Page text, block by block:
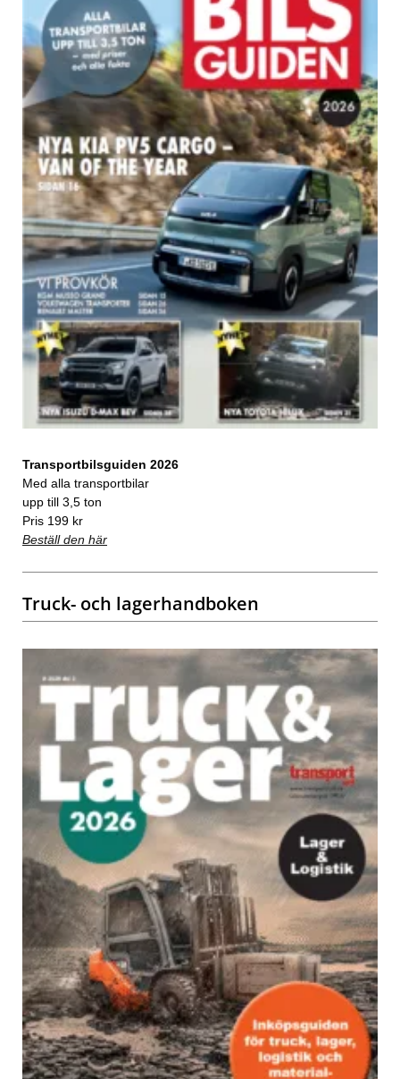
Transportbilsguiden 2026
Med alla transportbilar
upp till 3,5 ton
Pris 199 kr
Beställ den här
Truck- och lagerhandboken